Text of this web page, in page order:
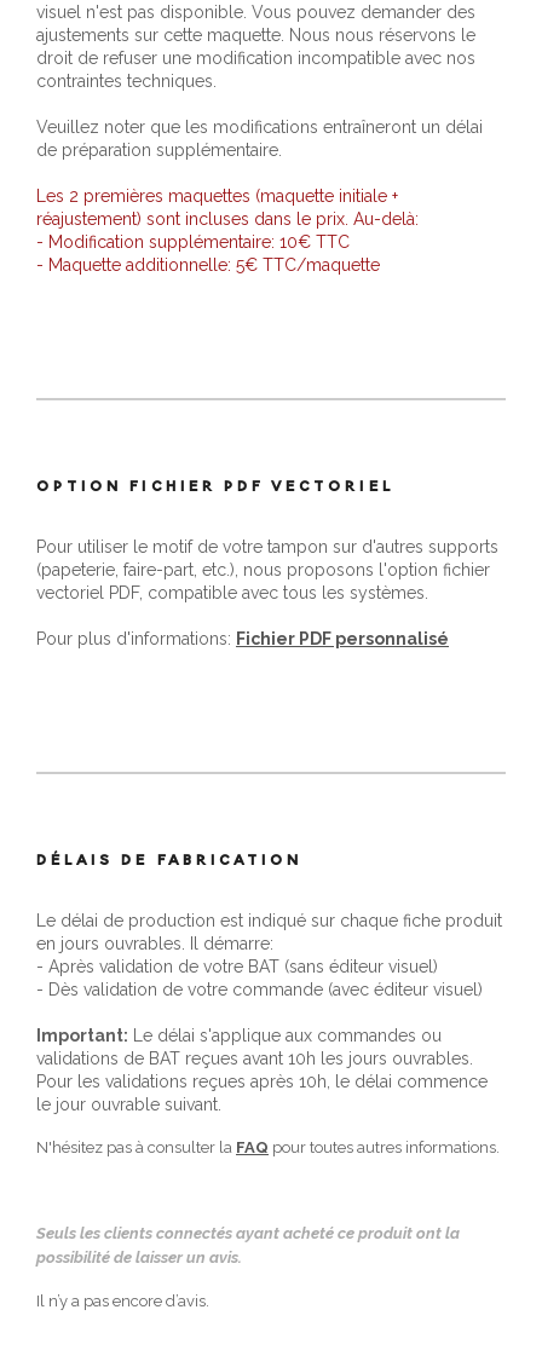
visuel n'est pas disponible. Vous pouvez demander des
ajustements sur cette maquette. Nous nous réservons le
droit de refuser une modification incompatible avec nos
contraintes techniques.
Veuillez noter que les modifications entraîneront un délai
de préparation supplémentaire.
Les 2 premières maquettes (maquette initiale +
réajustement) sont incluses dans le prix. Au-delà:
- Modification supplémentaire: 10€ TTC
- Maquette additionnelle: 5€ TTC/maquette
OPTION FICHIER PDF VECTORIEL
Pour utiliser le motif de votre tampon sur d'autres supports
(papeterie, faire-part, etc.), nous proposons l'option fichier
vectoriel PDF, compatible avec tous les systèmes.
Pour plus d'informations: Fichier PDF personnalisé
DÉLAIS DE FABRICATION
Le délai de production est indiqué sur chaque fiche produit
en jours ouvrables. Il démarre:
- Après validation de votre BAT (sans éditeur visuel)
- Dès validation de votre commande (avec éditeur visuel)
Important: Le délai s'applique aux commandes ou
validations de BAT reçues avant 10h les jours ouvrables.
Pour les validations reçues après 10h, le délai commence
le jour ouvrable suivant.
N'hésitez pas à consulter la FAQ pour toutes autres informations.
Seuls les clients connectés ayant acheté ce produit ont la
possibilité de laisser un avis.
Il n’y a pas encore d’avis.